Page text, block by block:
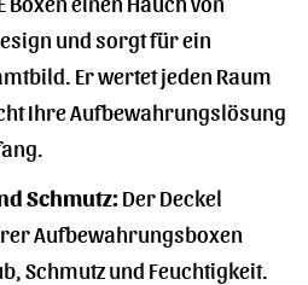
und sorgt für ein
Er wertet jeden Raum
Ihre Aufbewahrungslösung
Schmutz:Der Deckel
Aufbewahrungsboxen
Schmutz und Feuchtigkeit.